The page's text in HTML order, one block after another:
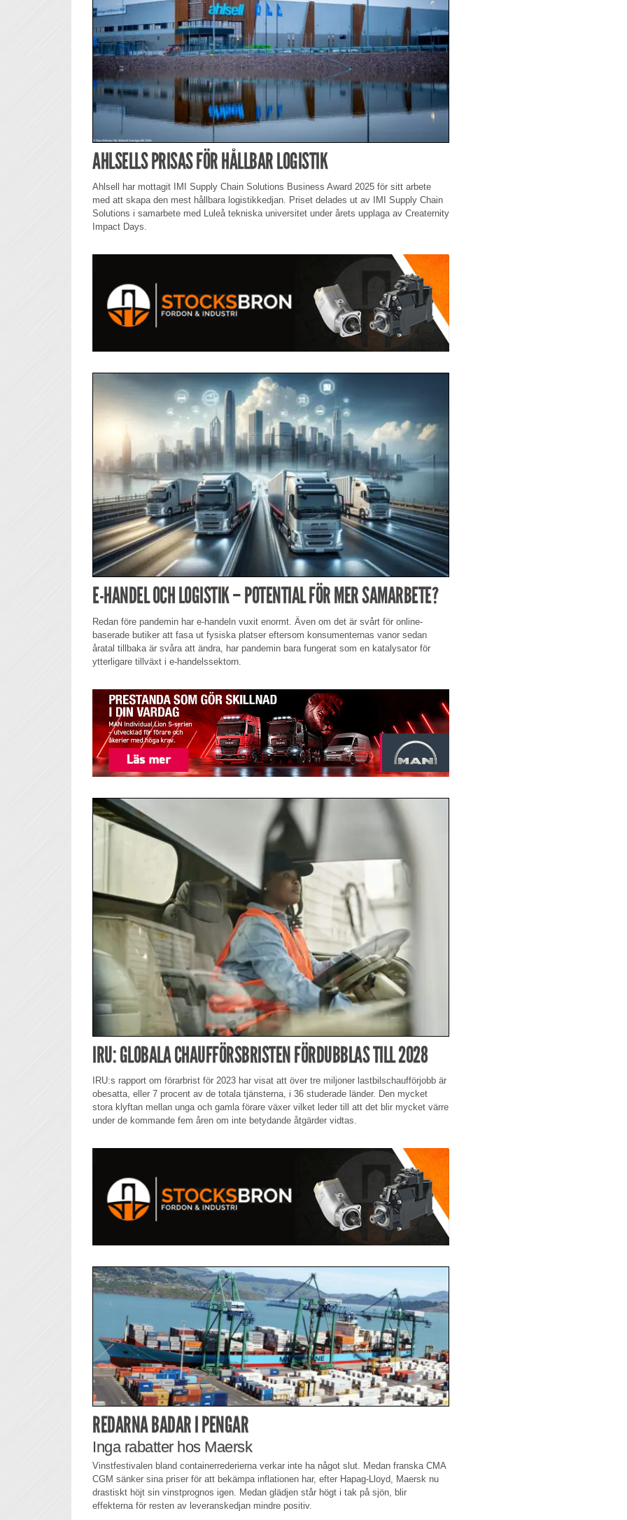
AHLSELLS PRISAS FÖR HÅLLBAR LOGISTIK
Ahlsell har mottagit IMI Supply Chain Solutions Business Award 2025 för sitt arbete
med att skapa den mest hållbara logistikkedjan. Priset delades ut av IMI Supply Chain
Solutions i samarbete med Luleå tekniska universitet under årets upplaga av Creaternity
Impact Days.
E-HANDEL OCH LOGISTIK – POTENTIAL FÖR MER SAMARBETE?
Redan före pandemin har e-handeln vuxit enormt. Även om det är svårt för online-
baserade butiker att fasa ut fysiska platser eftersom konsumenternas vanor sedan
åratal tillbaka är svåra att ändra, har pandemin bara fungerat som en katalysator för
ytterligare tillväxt i e-handelssektorn.
IRU: GLOBALA CHAUFFÖRSBRISTEN FÖRDUBBLAS TILL 2028
IRU:s rapport om förarbrist för 2023 har visat att över tre miljoner lastbilschaufförjobb är
obesatta, eller 7 procent av de totala tjänsterna, i 36 studerade länder. Den mycket
stora klyftan mellan unga och gamla förare växer vilket leder till att det blir mycket värre
under de kommande fem åren om inte betydande åtgärder vidtas.
REDARNA BADAR I PENGAR
Inga rabatter hos Maersk
Vinstfestivalen bland containerrederierna verkar inte ha något slut. Medan franska CMA
CGM sänker sina priser för att bekämpa inflationen har, efter Hapag-Lloyd, Maersk nu
drastiskt höjt sin vinstprognos igen. Medan glädjen står högt i tak på sjön, blir
effekterna för resten av leveranskedjan mindre positiv.